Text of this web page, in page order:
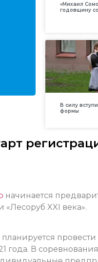
«Михаил
годовщину
В силу
формы
начинается
XXI века».
года. В